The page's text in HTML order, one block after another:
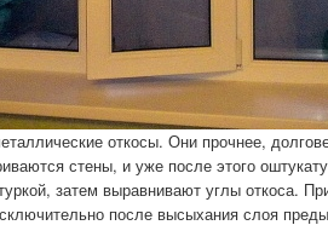
откосы. Они прочнее,
стены, и уже после этого
затем выравнивают углы откоса.
после высыхания слоя